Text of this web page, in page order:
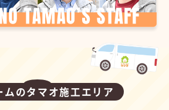
ムのタマオ施工エリア